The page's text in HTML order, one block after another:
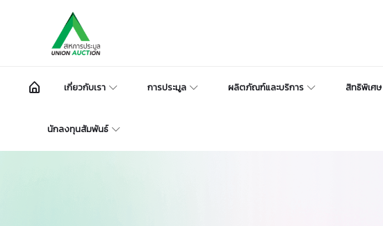
เกี่ยวกับเรา การประมูล ผลิตภัณฑ์และบริการ สิทธิพิเศษ
นักลงทุนสัมพันธ์